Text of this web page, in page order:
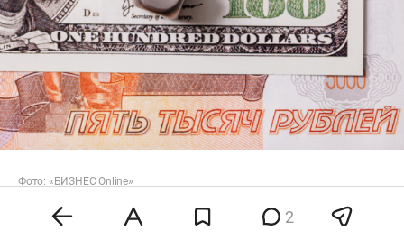
Фото: «БИЗНЕС Online»
Аналитик ФГ «Финам»
Александр Потавин
2